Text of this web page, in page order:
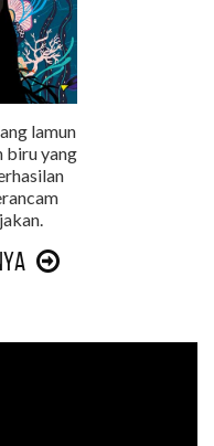
lamun
biru yang